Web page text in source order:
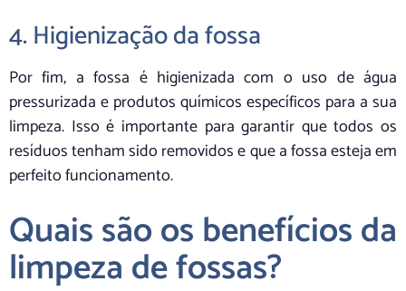
4. Higienização da fossa
Por fim, a fossa é higienizada com o uso de água
pressurizada e produtos químicos específicos para a sua
limpeza. Isso é importante para garantir que todos os
resíduos tenham sido removidos e que a fossa esteja em
perfeito funcionamento.
Quais são os benefícios da
limpeza de fossas?